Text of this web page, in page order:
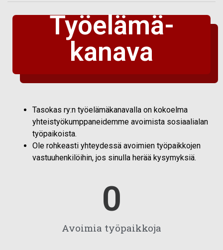
Työelämä-
kanava
Tasokas ry:n työelämäkanavalla on kokoelma
yhteistyökumppaneidemme avoimista sosiaalialan
työpaikoista.
Ole rohkeasti yhteydessä avoimien työpaikkojen
vastuuhenkilöihin, jos sinulla herää kysymyksiä.
Avoimia työpaikkoja
0